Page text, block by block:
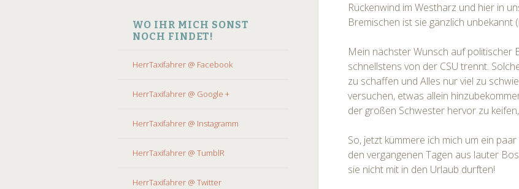
WO IHR MICH SONST
NOCH FINDET!
HerrTaxifahrer @ Facebook
HerrTaxifahrer @ Google +
HerrTaxifahrer @ Instagramm
HerrTaxifahrer @ TumblR
HerrTaxifahrer @ Twitter
Rückenwind im Westharz und hier in
Bremischen ist sie gänzlich unbekannt
Mein nächster Wunsch auf politischer
schnellstens von der CSU trennt.
zu schaffen und Alles nur viel zu
versuchen, etwas allein
der großen Schwester hervor zu
So, jetzt kümmere ich mich um ein
den vergangenen Tagen aus lauter
sie nicht mit in den Urlaub durften!